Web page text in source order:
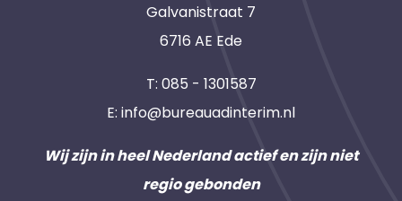
Galvanistraat 7
6716 AE Ede
T: 085 - 1301587
E: info@bureauadinterim.nl
Wij zijn in heel Nederland actief en zijn niet
regio gebonden